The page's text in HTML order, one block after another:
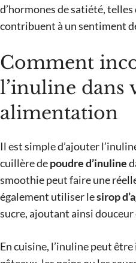
d’hormones de satiété, telles
contribuent à un sentiment
Comment
l’inuline dans
alimentation
Il est simple d’ajouter
cuillère depoudre d’inuline
smoothie peut faire une
également utiliser lesirop
sucre, ajoutant ainsi douceur
En cuisine, l’inuline peut